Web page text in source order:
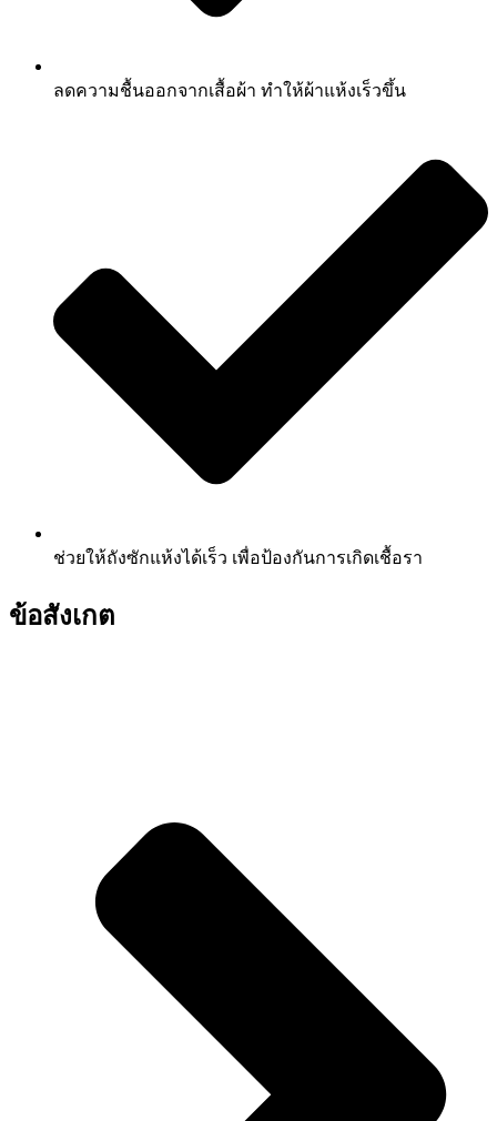
ลดความชื้นออกจากเสื้อผ้า ทำให้ผ้าแห้งเร็วขึ้น
ช่วยให้ถังซักแห้งได้เร็ว เพื่อป้องกันการเกิดเชื้อรา
ข้อสังเกต